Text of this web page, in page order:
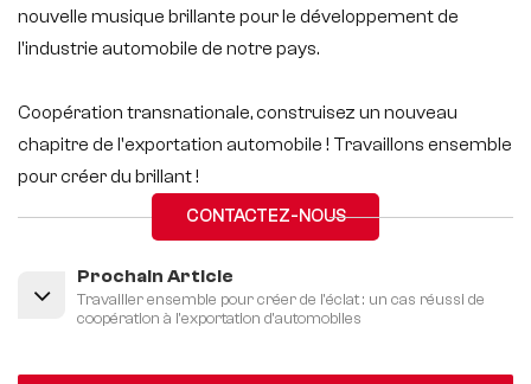
nouvelle musique brillante pour le développement de
l'industrie automobile de notre pays.
Coopération transnationale, construisez un nouveau
chapitre de l'exportation automobile ! Travaillons ensemble
pour créer du brillant !
CONTACTEZ-NOUS
Prochain Article
Travailler ensemble pour créer de l'éclat : un cas réussi de
coopération à l'exportation d'automobiles